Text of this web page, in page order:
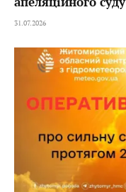
31.07.2026